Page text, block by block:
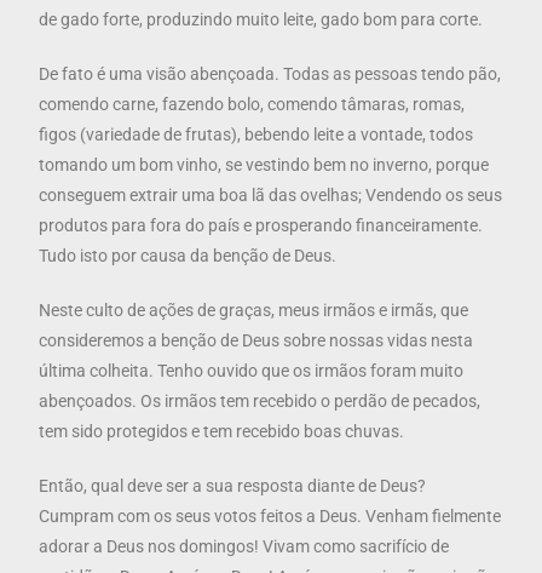
de gado forte, produzindo muito leite, gado bom para corte.
De fato é uma visão abençoada. Todas as pessoas tendo pão,
comendo carne, fazendo bolo, comendo tâmaras, romas,
figos (variedade de frutas), bebendo leite a vontade, todos
tomando um bom vinho, se vestindo bem no inverno, porque
conseguem extrair uma boa lã das ovelhas; Vendendo os seus
produtos para fora do país e prosperando financeiramente.
Tudo isto por causa da benção de Deus.
Neste culto de ações de graças, meus irmãos e irmãs, que
consideremos a benção de Deus sobre nossas vidas nesta
última colheita. Tenho ouvido que os irmãos foram muito
abençoados. Os irmãos tem recebido o perdão de pecados,
tem sido protegidos e tem recebido boas chuvas.
Então, qual deve ser a sua resposta diante de Deus?
Cumpram com os seus votos feitos a Deus. Venham fielmente
adorar a Deus nos domingos! Vivam como sacrifício de